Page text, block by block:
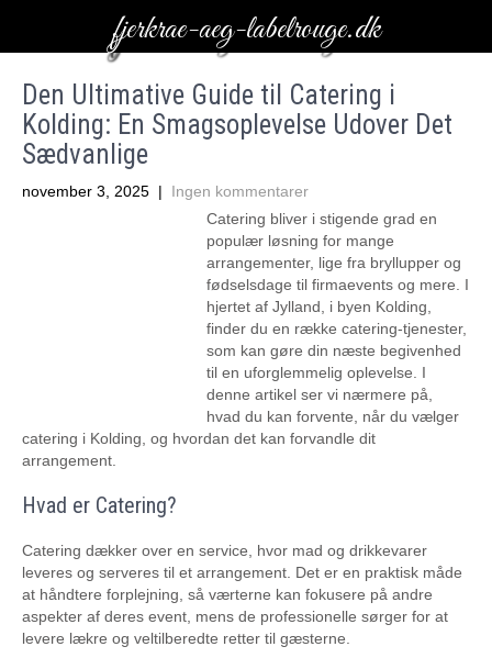
fjerkrae-aeg-labelrouge.dk
Den Ultimative Guide til Catering i
Kolding: En Smagsoplevelse Udover Det
Sædvanlige
november 3, 2025 | Ingen kommentarer
Catering bliver i stigende grad en
populær løsning for mange
arrangementer, lige fra bryllupper og
fødselsdage til firmaevents og mere. I
hjertet af Jylland, i byen Kolding,
finder du en række catering-tjenester,
som kan gøre din næste begivenhed
til en uforglemmelig oplevelse. I
denne artikel ser vi nærmere på,
hvad du kan forvente, når du vælger
catering i Kolding, og hvordan det kan forvandle dit
arrangement.
Hvad er Catering?
Catering dækker over en service, hvor mad og drikkevarer
leveres og serveres til et arrangement. Det er en praktisk måde
at håndtere forplejning, så værterne kan fokusere på andre
aspekter af deres event, mens de professionelle sørger for at
levere lækre og veltilberedte retter til gæsterne.